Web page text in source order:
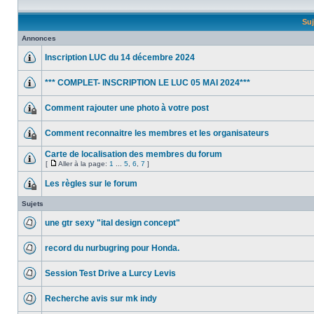
Annonces
Inscription LUC du 14 décembre 2024
*** COMPLET- INSCRIPTION LE LUC 05 MAI 2024***
Comment rajouter une photo à votre post
Comment reconnaitre les membres et les organisateurs
Carte de localisation des membres du forum
[ Aller à la page: 1 5 6 7 ]
Les règles sur le forum
Sujets
une gtr sexy "ital design concept"
record du nurbugring pour Honda.
Session Test Drive a Lurcy Levis
Recherche avis sur mk indy